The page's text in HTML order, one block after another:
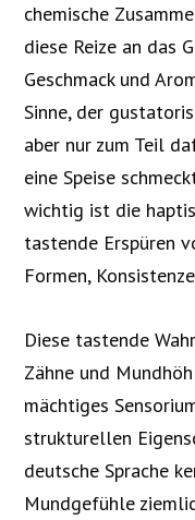
chemische
diese Reize an das
Geschmack und
Sinne, der
aber nur zum Teil
eine Speise
wichtig ist die
tastende Erspüren
Formen,
Diese tastende
Zähne und
mächtiges
strukturellen
deutsche Sprache
Mundgefühle